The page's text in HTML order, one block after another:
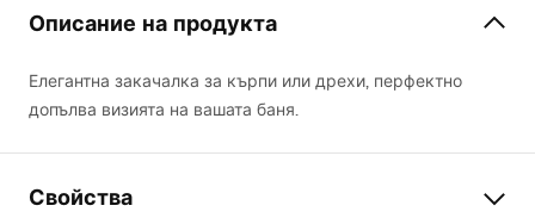
Описание на продукта
Елегантна закачалка за кърпи или дрехи, перфектно
допълва визията на вашата баня.
Свойства